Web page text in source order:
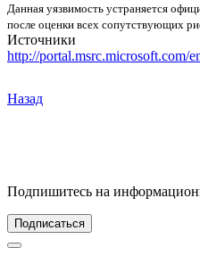
Данная уязвимость устраняется
после оценки всех сопутствующих
Источники
http://portal.msrc.microsoft.com/
Назад
Подпишитесь на
Подписаться